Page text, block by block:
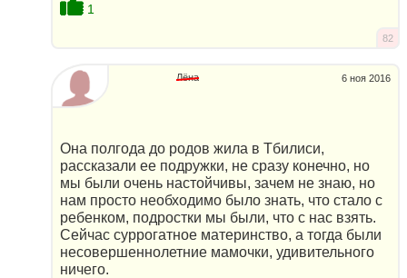
1
82
6 ноя 2016
Лёна
Она полгода до родов жила в Тбилиси,
рассказали ее подружки, не сразу конечно, но
мы были очень настойчивы, зачем не знаю, но
нам просто необходимо было знать, что стало с
ребенком, подростки мы были, что с нас взять.
Сейчас суррогатное материнство, а тогда были
несовершеннолетние мамочки, удивительного
ничего.